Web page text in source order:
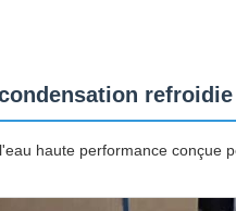
haute performance conçue